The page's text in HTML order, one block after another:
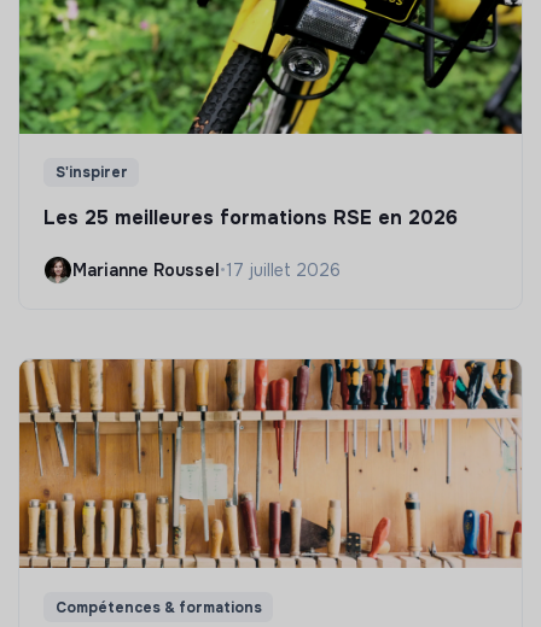
S'inspirer
Les 25 meilleures formations RSE en 2026
Marianne Roussel•17 juillet 2026
Compétences & formations